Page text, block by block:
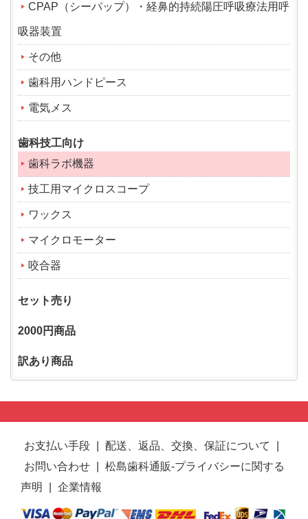
CPAP（シーパップ）・経鼻的持続陽圧呼吸療法用呼
吸器装置
その他
歯科用ハンドピース
電気メス
歯科技工向け
歯科ラボ機器
技工用マイクロスコープ
ワックス
マイクロモーター
咬合器
セット売り
2000円商品
訳あり商品
お支払い手段 配送、返品、交換、保証について
お問い合わせ
松島歯科通販-プライバシーに関する
声明
企業情報